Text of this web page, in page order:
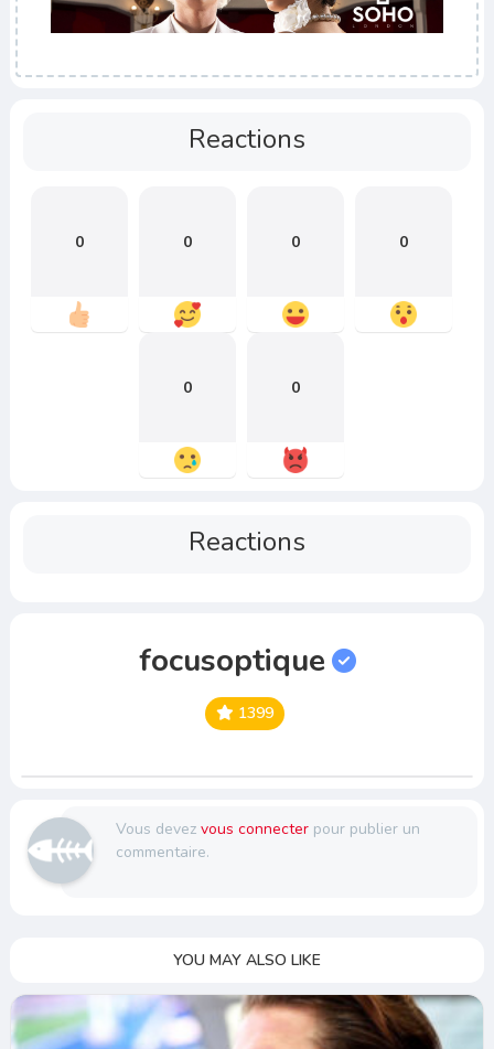
Reactions
0 0 0 0
0 0
Reactions
focusoptique
1399
Vous devez vous connecterpour publier un
commentaire.
YOU MAY ALSO LIKE